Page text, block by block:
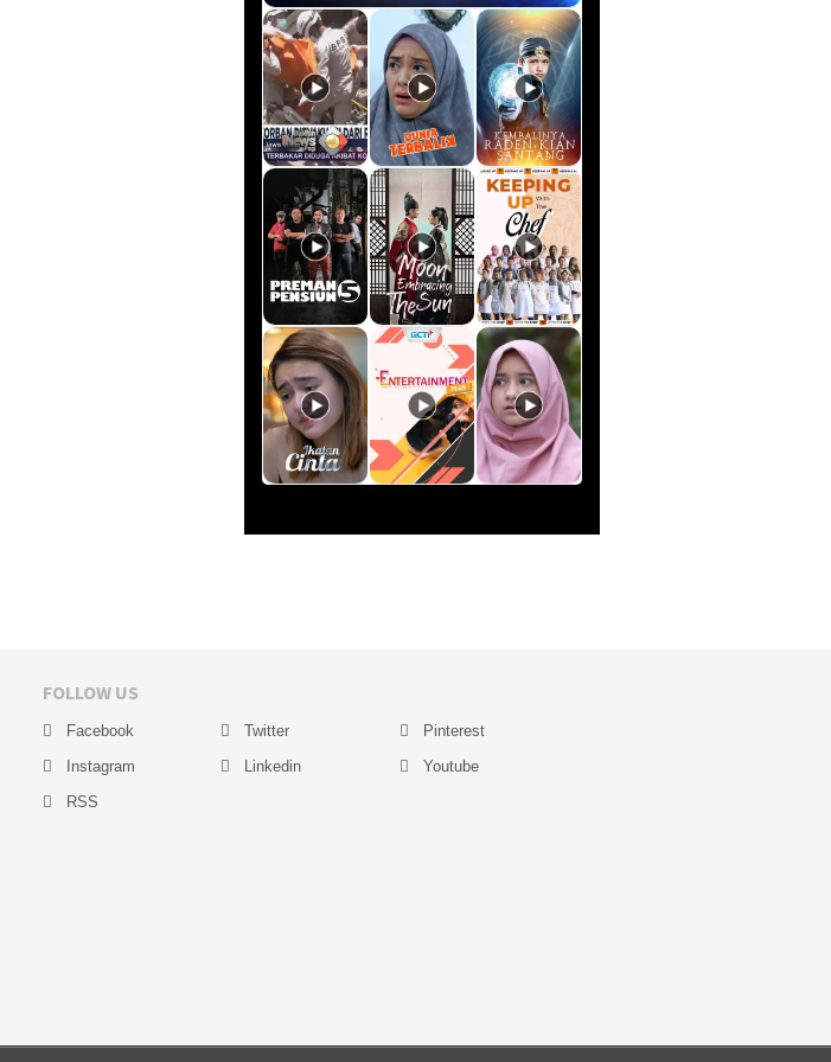
FOLLOW US
Facebook Twitter
Pinterest
Instagram
Linkedin
Youtube
RSS